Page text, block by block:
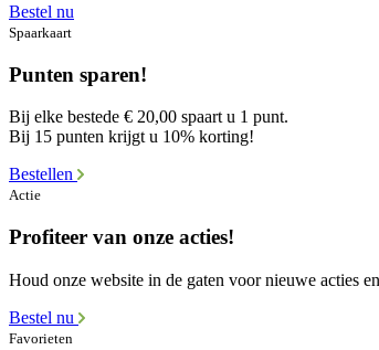
Bestel nu
Spaarkaart
Punten sparen!
Bij elke bestede € 20,00 spaart u 1 punt.
Bij 15 punten krijgt u 10% korting!
Bestellen
Actie
Profiteer van onze acties!
Houd onze website in de gaten voor nieuwe acties
Bestel nu
Favorieten